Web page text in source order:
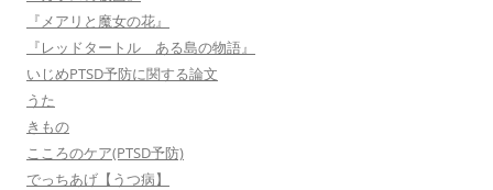
『メアリと魔女の花』
『レッドタートル ある島の物語』
いじめPTSD予防に関する論文
うた
きもの
こころのケア(PTSD予防)
でっちあげ【うつ病】